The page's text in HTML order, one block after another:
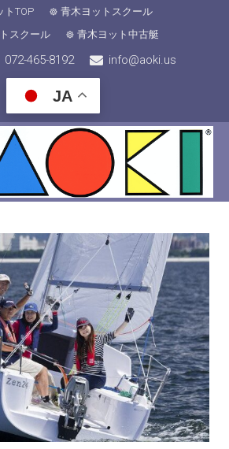
トTOP
青木ヨットスクール
スクール
青木ヨット中古艇
072-465-8192 info@aoki.us
JA